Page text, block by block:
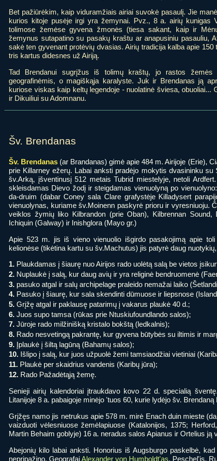
Bet pažiūrėkim, kaip viduramžiais airiai suvokė pasaulį. Jie
kurios kitoje pusėje irgi yra žemynai. Pvz., 8 a. airių kunigas
tolimose žemėse gyvena žmonės (tiesa sakant, kaip ir
žemynus sutapatino su pasakų kraštu ar anapusiniu pasauliu,
sakė ten gyvenant protėvių dvasias. Airių tradicija kalba apie
tris kartus didesnes už Airiją.
Tad Brendanui sugrįžus iš tolimų kraštų, jo rastos žemės
geografinėmis, o magiškąja karalyste. Juk ir Brendanas ją
kuriose viskas kaip keltų legendoje - nuolatinė šviesa, obuoliai...
ir Dikuiliui su Adomnanu.
Šv. Brendanas
Šv. Brendanas (ar Brandanas) gimė apie 484 m. Airijoje (Erie),
prie Killarney ežerų. Labai anksti pradėjo mokytis dvasininku
šv.Arką, įšventinusį 512 metais Tubrid miestelyje, netoli
skleisdamas Dievo žodį ir steigdamas vienuolyną po
da-druim (dabar Coney sala Clare grafystėje Killadysert
vienuolynas, kuriame šv.Moinenn paskyrė prioru ir vyresniuoju.
veiklos žymių liko Kilbrandon (prie Oban), Kilbrennan
Ichiquin (Galway) ir Inishglora (Mayo gr.)
Apie 523 m. jis iš vieno vienuolio išgirdo pasakojimą apie
kelionėse (tikėtina kartu su šv.Machutus) jis patyrė daug
1. Plaukdamas į šiaurę nuo Airijos rado uolėtą salą be vietos
2. Nuplaukė į salą, kur daug avių ir yra religinė bendruomenė
3. pasuko atgal ir salų archipelage praleido nemažai laiko
4. Pasuko į šiaurę, kur sala skendinti dūmuose ir liepsnose
5. Grįžę atgal ir paklausę patarimų į vakarus plaukė 40 d.;
6. Juos supo tamsa (rūkas prie Ntuskiufoundlando salos);
7. Jūroje rado milžinišką kristalo bokštą (ledkalnis);
8. Rado nesvetingą pakrantę, kur gyvena būtybės su iltimis ir
9. Įplaukė į šiltą lagūną (Bahamų salos);
10. Išlipo į salą, kur juos užpuolė žemi tamsiaodžiai vietiniai
11. Plaukė per skaidrius vandenis (Karibų jūra);
12. Rado Pažadėtąją žemę.
Senieji airių kalendoriai įtraukdavo kovo 22 d. specialią
Litanijoje 8 a. pabaigoje minėjo 'tuos 60, kurie lydėjo šv.
Grįžęs namo jis netrukus apie 578 m. mirė Enach duin mieste
vaizduoti vėlesniuose žemėlapiuose (Katalonijos, 1375;
Martin Behaim goblyje) 16 a. neradus salos Apianus ir Ortelius ją
Abejonių kilo labai anksti. Honorius iš Augsburgo paskelbė,
nepripažino. GeografaiAlexander von Humboldt'as, Peschel'is,